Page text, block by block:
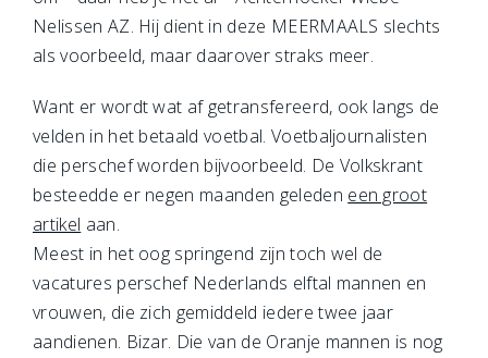
Nelissen AZ. Hij dient in deze MEERMAALS slechts
als voorbeeld, maar daarover straks meer.
Want er wordt wat af getransfereerd, ook langs de
velden in het betaald voetbal. Voetbaljournalisten
die perschef worden bijvoorbeeld. De Volkskrant
besteedde er negen maanden geleden een groot
artikel aan.
Meest in het oog springend zijn toch wel de
vacatures perschef Nederlands elftal mannen en
vrouwen, die zich gemiddeld iedere twee jaar
aandienen. Bizar. Die van de Oranje mannen is nog